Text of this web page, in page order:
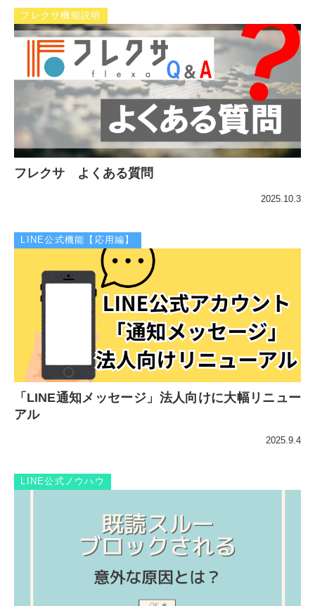
フレクサ機能説明
フレクサ よくある質問
2025.10.3
LINE公式機能【応用編】
「LINE通知メッセージ」法人向けに大幅リニュー
アル
2025.9.4
LINE公式ノウハウ